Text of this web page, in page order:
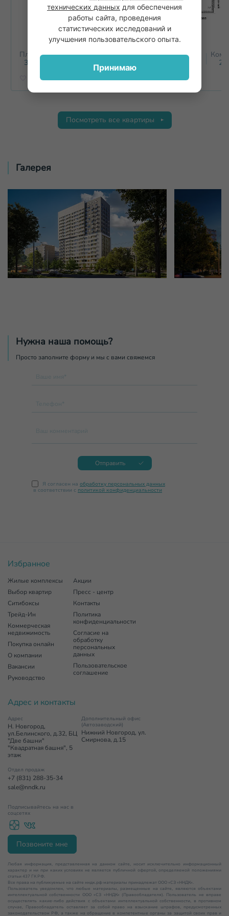
Площадь
36.8
Этаж
Комнат
1+
Площадь
Этаж
2+
Посмотреть все квартиры
Галерея
Нужна наша помощь?
Просто заполните форму и мы с вами свяжемся
Ваше имя*
Телефон*
Ваш комментарий
Отправить
Я согласен на обработку персональных данных
в соответствии с политикой конфиденциальности
Избранное
Жилые комплексы
Выбор квартир
Ситибоксы
Трейд-Ин
Коммерческая
недвижимость
Покупка онлайн
О компании
Вакансии
Руководство
Акции
Пресс - центр
Контакты
Политика
конфиденциальности
Согласие на
обработку
персональных
данных
Пользовательское
соглашение
Адрес и контакты
Адрес
Н. Новгород,
ул.Белинского, д.32, БЦ
"Две башни"
"Квадратная башня", 5
этаж
Дополнительный офис
(Автозаводский)
Нижний Новгород, ул.
Смирнова, д.15
Отдел продаж
+7 (831) 288-35-34
sale@nndk.ru
Подписывайтесь на нас в
соцсетях
Позвоните мне
Любая информация, представленная на данном сайте, носит исключительно информационный
характер и ни при каких условиях не является публичной офертой, определяемой положениями
статьи 437 ГК РФ.
Все права на публикуемые на сайте нндк.рф материалы принадлежат ООО «СЗ «ННДК».
Пользователь уведомлен, что любые материалы, размещенные на сайте, являются объектами
интеллектуальной собственности ООО «СЗ «ННДК» (Правообладателя). Пользователь не вправе
осуществлять какие-либо действия с объектами интеллектуальной собственности, в противном
случае, Правообладатель оставляет за собой право на взыскание штрафов, предусмотренных
законодательством РФ, а также на обращение в компетентные органы за защитой своих прав и
технических данных для обеспечения
работы сайта, проведения
статистических исследований и
улучшения пользовательского опыта.
Принимаю